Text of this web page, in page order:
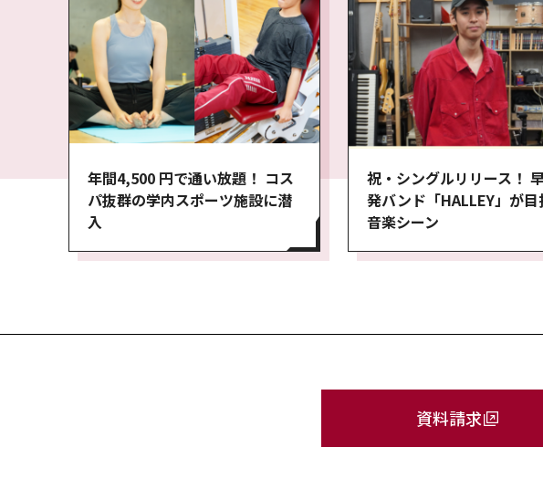
年間4,500 円で通い放題！ コス
パ抜群の学内スポーツ施設に潜
入
祝・シングルリリース！
発バンド「HALLEY」が目
音楽シーン
資料請求